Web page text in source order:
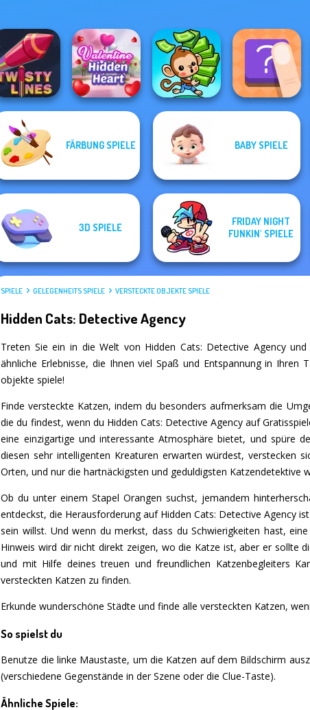
Twisty Lines
Valentine Hidden
Mini Monkey Mart
FÄRBUNG SPIELE BABY SPIELE
3D SPIELE
FRIDAY NIGHT
FUNKIN' SPIELE
SPIELE GELEGENHEITS SPIELE VERSTECKTE OBJEKTE SPIELE
Hidden Cats: Detective Agency
Treten Sie ein in die Welt von Hidden Cats: Detective Agency
ähnliche Erlebnisse, die Ihnen viel Spaß und Entspannung in
objekte spiele!
Finde versteckte Katzen, indem du besonders aufmerksam die
die du findest, wenn du Hidden Cats: Detective Agency auf
eine einzigartige und interessante Atmosphäre bietet, und spüre
diesen sehr intelligenten Kreaturen erwarten würdest, verstecken
Orten, und nur die hartnäckigsten und geduldigsten Katzendetektive
Ob du unter einem Stapel Orangen suchst, jemandem
entdeckst, die Herausforderung auf Hidden Cats: Detective Agency
sein willst. Und wenn du merkst, dass du Schwierigkeiten hast,
Hinweis wird dir nicht direkt zeigen, wo die Katze ist, aber er sollte
und mit Hilfe deines treuen und freundlichen Katzenbegleiters
versteckten Katzen zu finden.
Erkunde wunderschöne Städte und finde alle versteckten Katzen,
So spielst du
Benutze die linke Maustaste, um die Katzen auf dem Bildschirm
(verschiedene Gegenstände in der Szene oder die Clue-Taste).
Ähnliche Spiele: